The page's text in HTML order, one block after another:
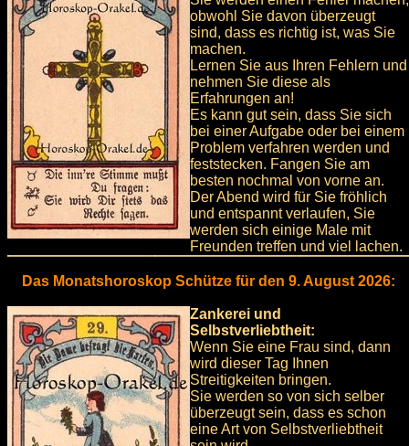
obwohl Sie davon überzeugt
sind, dass es richtig ist, was Sie
machen.
Lernen Sie aus Ihren Fehlern und
nehmen Sie diese als
Erfahrungen an!
Es kann gut sein, dass Sie sich
bei einer Aufgabe oder bei einem
Problem verfahren werden und
feststecken. Fangen Sie am
besten nochmal von vorne an.
Der Abend wird für Sie fröhlich
und entspannt verlaufen, Sie
werden sich einige Male mit
Freunden treffen und viel lachen.
Das Monatshoroskop Schütze für den 9. August 2026:
Zankerei und
Selbstverliebtheit:
Wenn Sie eine Frau sind, dann
wird dieser Tag Ihnen
Streitigkeiten bringen.
Sie werden so von sich selber
überzeugt sein, dass es schon
eine Art von Selbstverliebtheit